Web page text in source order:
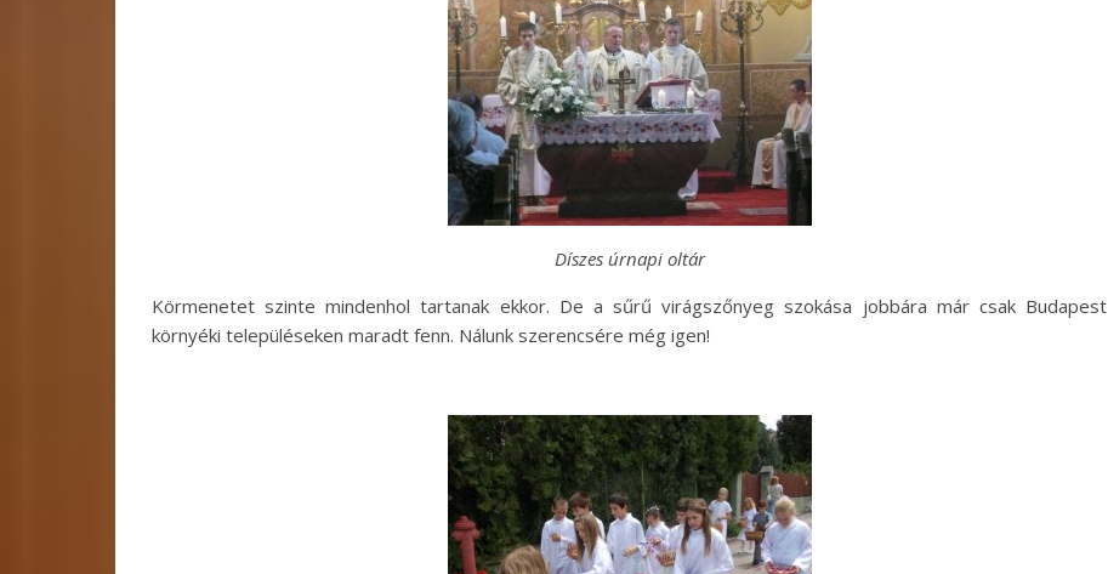
Díszes úrnapi oltár
Körmenetet szinte mindenhol tartanak ekkor. De a sűrű virágszőnyeg szokása jobbára már csak Budapest
környéki településeken maradt fenn. Nálunk szerencsére még igen!